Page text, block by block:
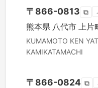
〒 866-0813 ⧉
熊本県 八代市 上片
KUMAMOTO KEN
KAMIKATAMACHI
〒 866-0824 ⧉